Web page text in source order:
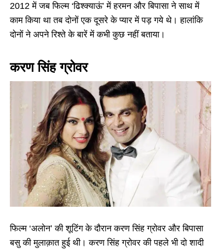
2012 में जब फिल्म ‘ढिश्क्याऊं’ में हरमन और बिपासा ने साथ में
काम किया था तब दोनों एक दूसरे के प्यार में पड़ गये थे। हालांकि
दोनों ने अपने रिश्ते के बारें में कभी कुछ नहीं बताया।
करण सिंह ग्रोवर
फिल्म ‘अलोन’ की शूटिंग के दौरान करण सिंह ग्रोवर और बिपासा
बसु की मुलाक़ात हुई थी। करण सिंह ग्रोवर की पहले भी दो शादी